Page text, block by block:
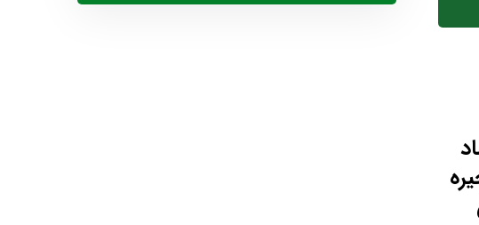
۶ زنجیره